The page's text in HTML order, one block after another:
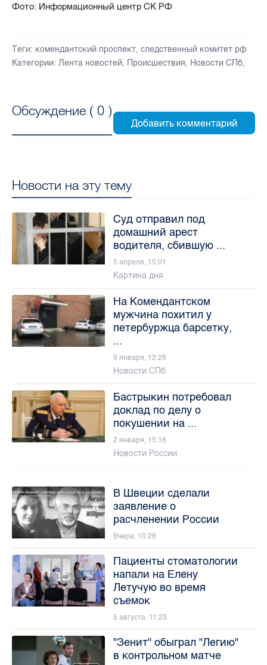
Фото: Информационный центр СК РФ
Теги: комендантский проспект, следственный комитет рф
Категории: Лента новостей, Происшествия, Новости СПб,
Обсуждение ( 0 )
Новости на эту тему
Суд отправил под
домашний арест
водителя, сбившую ...
5 апреля, 15:01
Картина дня
На Комендантском
мужчина похитил у
петербуржца барсетку,
...
9 января, 12:28
Новости СПб
Бастрыкин потребовал
доклад по делу о
покушении на ...
2 января, 15:16
Новости России
В Швеции сделали
заявление о
расчленении России
Вчера, 10:26
Пациенты стоматологии
напали на Елену
Летучую во время
съемок
5 августа, 11:23
"Зенит" обыграл "Легию"
в контрольном матче